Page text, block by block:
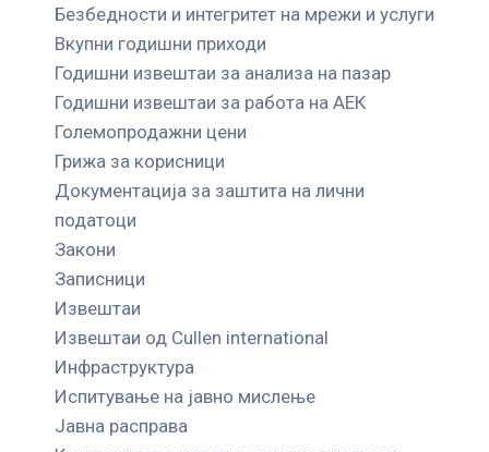
Безбедности и интегритет на мрежи и услуги
Вкупни годишни приходи
Годишни извештаи за анализа на пазар
Годишни извештаи за работа на АЕК
Големопродажни цени
Грижа за корисници
Документација за заштита на лични
податоци
Закони
Записници
Извештаи
Извештаи од Cullen international
Инфраструктура
Испитување на јавно мислење
Јавна расправа